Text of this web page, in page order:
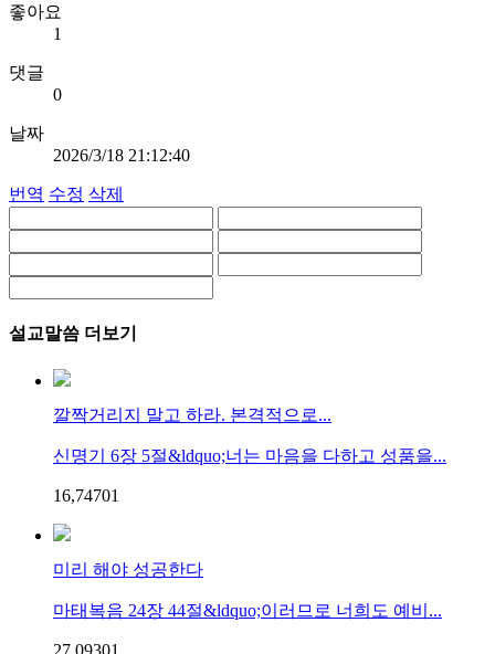
좋아요
1
댓글
0
날짜
2026/3/18 21:12:40
번역 수정 삭제
설교말씀 더보기
깔짝거리지 말고 하라. 본격적으로...
신명기 6장 5절&ldquo;너는 마음을 다하고 성품을...
16,74701
미리 해야 성공한다
마태복음 24장 44절&ldquo;이러므로 너희도 예비...